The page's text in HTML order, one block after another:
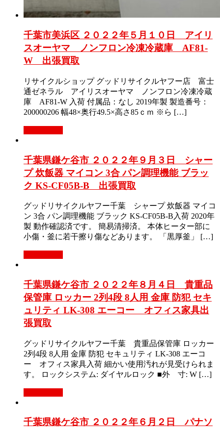
千葉市美浜区 ２０２２年５月１０日 アイリ
スオーヤマ ノンフロン冷凍冷蔵庫 AF81-
W 出張買取
リサイクルショップ グッドリサイクルヤフー店 富士
通ゼネラル アイリスオーヤマ ノンフロン冷凍冷蔵
庫 AF81-W 入荷 付属品：なし 2019年製 製造番号：
200000206 幅48×奥行49.5×高さ85ｃｍ ※ら […]
千葉県鎌ケ谷市 ２０２２年９月３日 シャー
プ 炊飯器 マイコン 3合 パン調理機能 ブラッ
ク KS-CF05B-B 出張買取
グッドリサイクルヤフー千葉 シャープ 炊飯器 マイコ
ン 3合 パン調理機能 ブラック KS-CF05B-B入荷 2020年
製 動作確認済です。 簡易清掃済。 本体ヒーター部に
小傷・釜に若干擦り傷などあります。 「黒厚釜」 […]
千葉県鎌ケ谷市 ２０２２年８月４日 貴重品
保管庫 ロッカー 2列4段 8人用 金庫 防犯 セキ
ュリティ LK-308 エーコー オフィス家具出
張買取
グッドリサイクルヤフー千葉 貴重品保管庫 ロッカー
2列4段 8人用 金庫 防犯 セキュリティ LK-308 エーコ
ー オフィス家具入荷 細かい使用汚れが見受けられま
す。 ロックシステム: ダイヤルロック ■外 寸: W […]
千葉県鎌ケ谷市 ２０２２年６月２日 パナソ